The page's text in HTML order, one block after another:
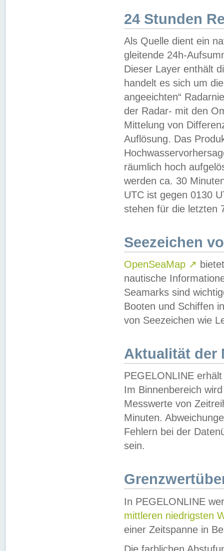
24 Stunden
Als Quelle dient ein
gleitende 24h-
Dieser Layer enthält
handelt es sich um
angeeichten“
der Radar- mit den
Mittelung von
Auflösung. Das
räumlich hoch
werden ca. 30
UTC ist gegen 0130
stehen für die letzten
Seezeichen
OpenSeaMap ↗
nautische
Seamarks sind
Booten und Schiffen
von Seezeichen wie
Aktualität der
PEGELONLINE
Im Binnenbereich
Messwerte von
Minuten.
Fehlern bei der
sein.
In PEGELONLINE
mittleren niedrigsten
einer Zeitspanne in
Die farblichen